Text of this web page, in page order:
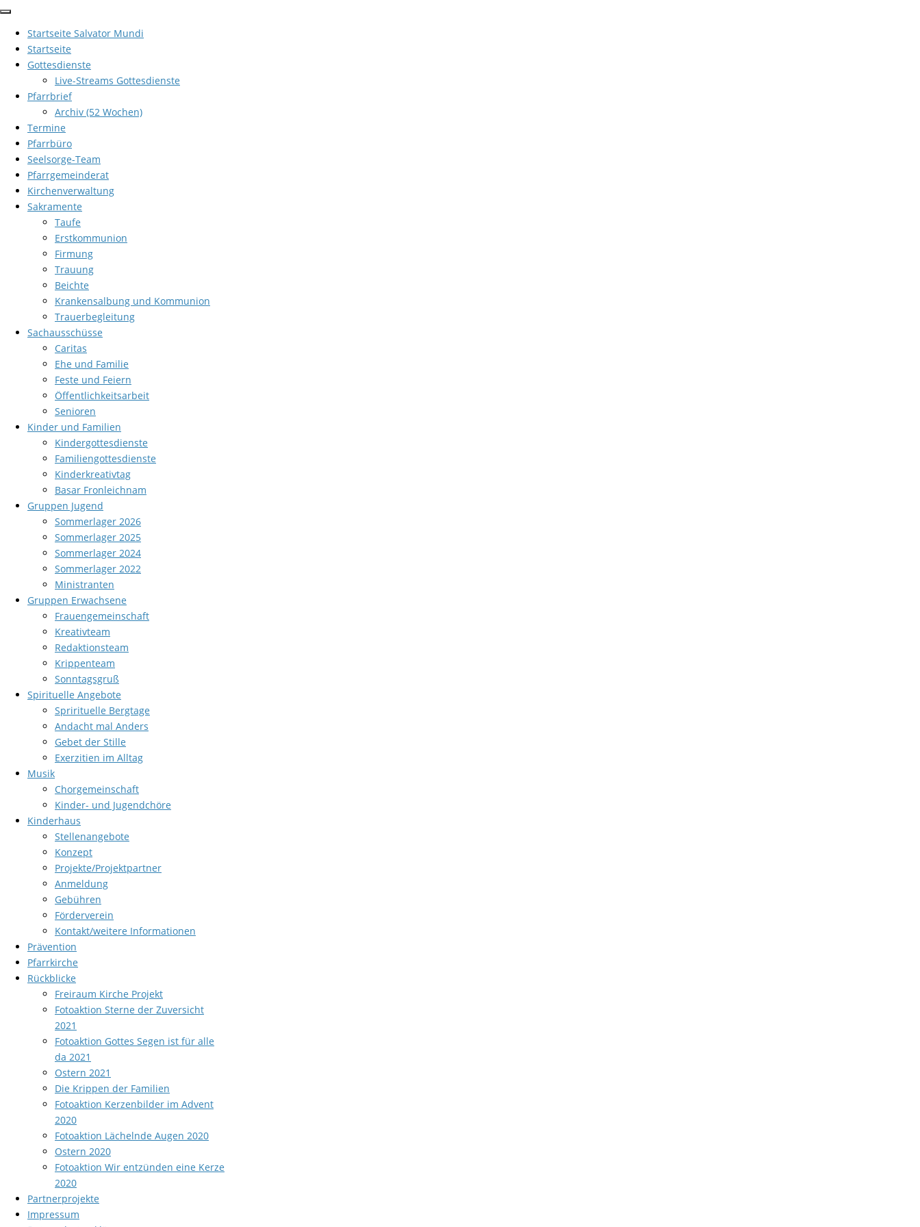
Zum
springenStartseite Salvator Mundi
Startseite
Gottesdienste
Live-Streams Gottesdienste
Pfarrbrief
Archiv (52 Wochen)
Termine
Pfarrbüro
Seelsorge-Team
Pfarrgemeinderat
Kirchenverwaltung
Sakramente
Taufe
Erstkommunion
Firmung
Trauung
Beichte
Krankensalbung und Kommunion
Trauerbegleitung
Sachausschüsse
Caritas
Ehe und Familie
Feste und Feiern
Öffentlichkeitsarbeit
Senioren
Kinder und Familien
Kindergottesdienste
Familiengottesdienste
Kinderkreativtag
Basar Fronleichnam
Gruppen Jugend
Sommerlager 2026
Sommerlager 2025
Sommerlager 2024
Sommerlager 2022
Ministranten
Gruppen Erwachsene
Frauengemeinschaft
Kreativteam
Redaktionsteam
Krippenteam
Sonntagsgruß
Spirituelle Angebote
Sprirituelle Bergtage
Andacht mal Anders
Gebet der Stille
Exerzitien im Alltag
Musik
Chorgemeinschaft
Kinder- und Jugendchöre
Kinderhaus
Stellenangebote
Konzept
Projekte/Projektpartner
Anmeldung
Gebühren
Förderverein
Kontakt/weitere Informationen
Prävention
Pfarrkirche
Rückblicke
Freiraum Kirche Projekt
Fotoaktion Sterne der Zuversicht
2021
Fotoaktion Gottes Segen ist für alle
da 2021
Ostern 2021
Die Krippen der Familien
Fotoaktion Kerzenbilder im Advent
2020
Fotoaktion Lächelnde Augen 2020
Ostern 2020
Fotoaktion Wir entzünden eine Kerze
2020
Partnerprojekte
Impressum